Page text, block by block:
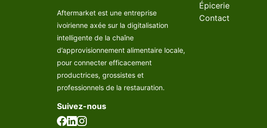
Aftermarket est une entreprise
ivoirienne axée sur la digitalisation
intelligente de la chaîne
d’approvisionnement alimentaire locale,
pour connecter efficacement
productrices, grossistes et
professionnels de la restauration.
Suivez-nous
Épicerie
Contact